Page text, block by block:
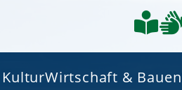
Wirtschaft & Bauen